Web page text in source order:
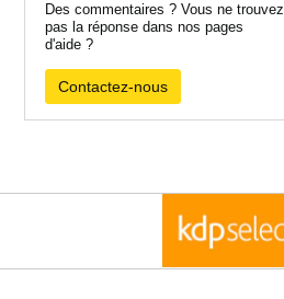
Des commentaires ? Vous ne trouvez
pas la réponse dans nos pages
d'aide ?
Contactez-nous